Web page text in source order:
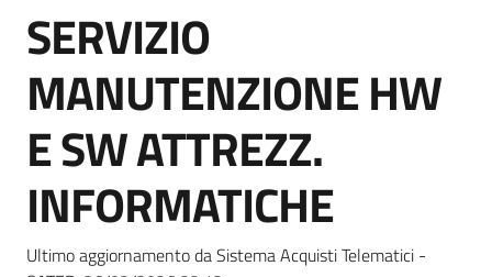
Bandi
e
di
Supporto
Salta al contenuto
SERVIZIO
MANUTENZIONE HW
E SW ATTREZZ.
INFORMATICHE
Ultimo aggiornamento da Sistema Acquisti Telematici -